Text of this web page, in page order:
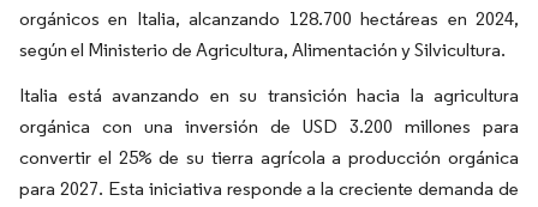
orgánicos en Italia, alcanzando 128.700 hectáreas en 2024,
según el Ministerio de Agricultura, Alimentación y Silvicultura.
Italia está avanzando en su transición hacia la agricultura
orgánica con una inversión de USD 3.200 millones para
convertir el 25% de su tierra agrícola a producción orgánica
para 2027. Esta iniciativa responde a la creciente demanda de